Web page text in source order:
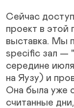
Сейчас
проект в этой
выставка. Мы
specific зал —
середине
на Яузу) и
Она была уже
считанные